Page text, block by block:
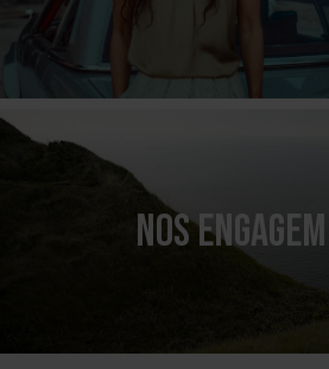
NOS